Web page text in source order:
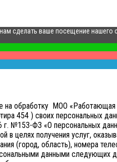
сделать ваше посещение нашего
на обработку МОО
454 ) своих персональных
№153-ФЗ «О персональных
в целях получения услуг,
(город, область), номера
данными следующих